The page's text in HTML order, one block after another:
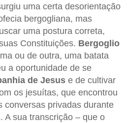
uma certa desorientação
bergogliana, mas
uma postura correta,
Constituições. Bergoglio
ou de outra, uma batata
a oportunidade de se
de Jesus e de cultivar
os jesuítas, que encontrou
conversas privadas durante
A sua transcrição – que o